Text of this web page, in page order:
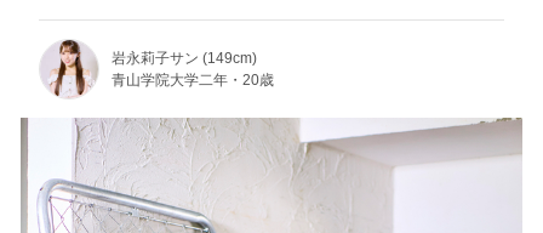
岩永莉子サン (149cm)
青山学院大学二年・20歳